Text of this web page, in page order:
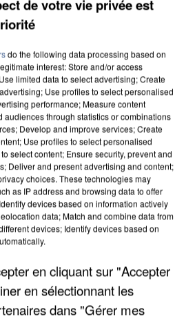
DE-FRANCE LANCE UN ÉLAN
LES...
CANICULES, LES REFUGES
SONT...
de votre vie privée est
do the following data processing based on
interest: Store and/or access
limited data to select advertising; Create
Use profiles to select personalised
performance; Measure content
audiences through statistics or combinations
Develop and improve services; Create
Use profiles to select personalised
select content; Ensure security, prevent and
Deliver and present advertising and content;
choices. These technologies may
as IP address and browsing data to offer
devices based on information actively
data; Match and combine data from
devices; Identify devices based on
en cliquant sur "Accepter
en sélectionnant les
dans "Gérer mes